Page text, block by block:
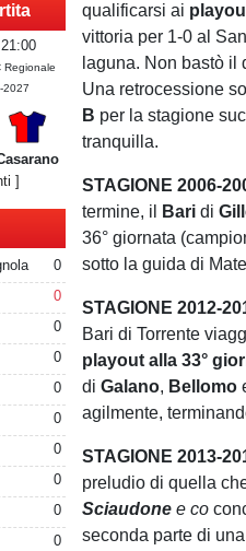
Regionale
2027
]
0
0
0
0
0
0
0
0
0
0
qualificarsi ai
vittoria per 1-0 al
laguna. Non bastò il
Una retrocessione
B per la stagione
tranquilla.
STAGIONE 2006-
termine, il
Bari di
36° giornata
sotto la guida di
STAGIONE 2012-
Bari di Torrente
playout alla 33°
diGalano, Bellomo
agilmente,
STAGIONE 2013-
preludio di quella
Sciaudonee co
seconda parte di